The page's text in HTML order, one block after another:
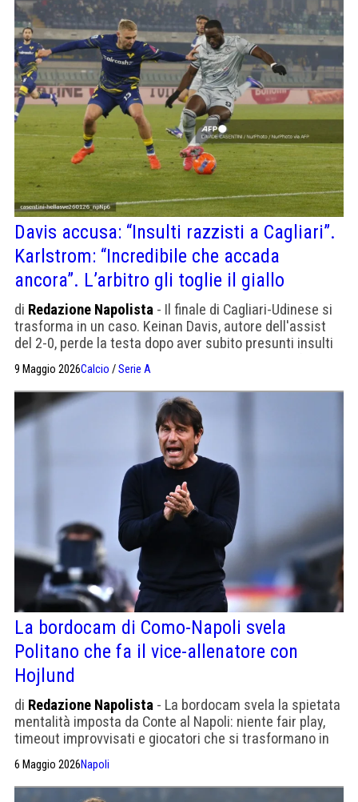
Davis accusa: “Insulti razzisti a Cagliari”.
Karlstrom: “Incredibile che accada
ancora”. L’arbitro gli toglie il giallo
di Redazione Napolista - Il finale di Cagliari-Udinese si
trasforma in un caso. Keinan Davis, autore dell'assist
del 2-0, perde la testa dopo aver subito presunti insulti
razzisti. Karlstrom denuncia a Dazn, Pisacane difende
Dossena.
9 Maggio 2026Calcio /Serie A
La bordocam di Como-Napoli svela
Politano che fa il vice-allenatore con
Hojlund
di Redazione Napolista - La bordocam svela la spietata
mentalità imposta da Conte al Napoli: niente fair play,
timeout improvvisati e giocatori che si trasformano in
6 Maggio 2026Napoli